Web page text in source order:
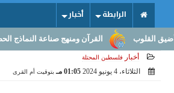
الرابطة أخبار
القرآن ومنهج صناعة النماذج الحضارية
أخبار فلسطين المحتلة
الثلاثاء، 4 يونيو 2024 01:05 مـ بتوقيت أم القرى